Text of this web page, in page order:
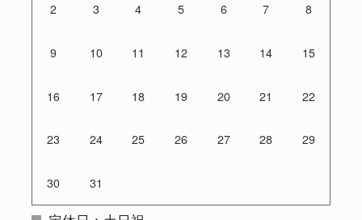
2 3 4 5 6 7 8
9 10 11 12 13 14 15
16 17 18 19 20 21 22
23 24 25 26 27 28 29
30 31